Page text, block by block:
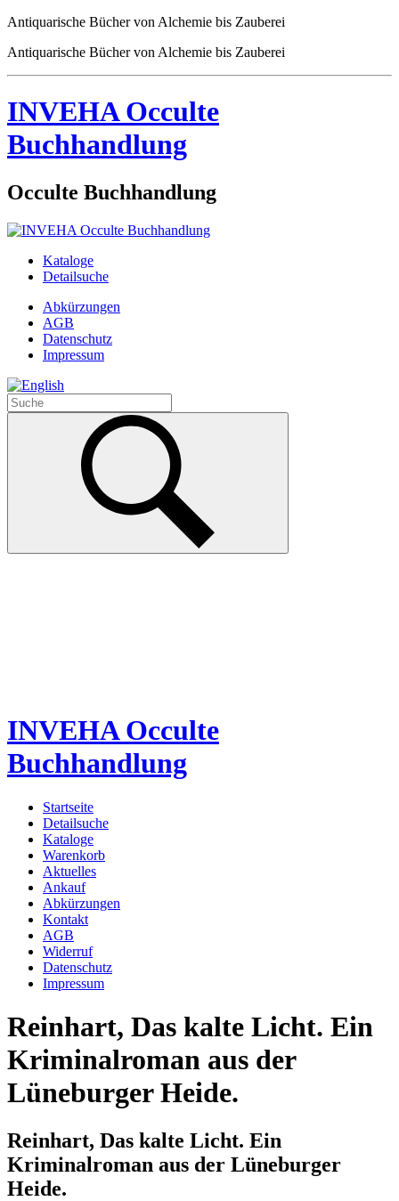
Antiquarische Bücher von Alchemie bis Zauberei
Antiquarische Bücher von Alchemie bis Zauberei
INVEHA Occulte
Buchhandlung
Occulte Buchhandlung
Kataloge
Detailsuche
Abkürzungen
AGB
Datenschutz
Impressum
INVEHA Occulte
Buchhandlung
Startseite
Detailsuche
Kataloge
Warenkorb
Aktuelles
Ankauf
Abkürzungen
Kontakt
AGB
Widerruf
Datenschutz
Impressum
Reinhart, Das kalte Licht. Ein
Kriminalroman aus der
Lüneburger Heide.
Reinhart, Das kalte Licht. Ein
Kriminalroman aus der Lüneburger
Heide.